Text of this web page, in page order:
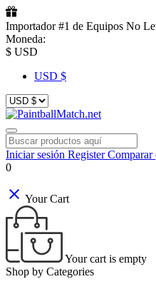
Importador #1 de Equipos No
Moneda:
$ USD
USD $
Iniciar sesión Register Comparar
0
close Your Cart
Your cart is empty
Shop by Categories